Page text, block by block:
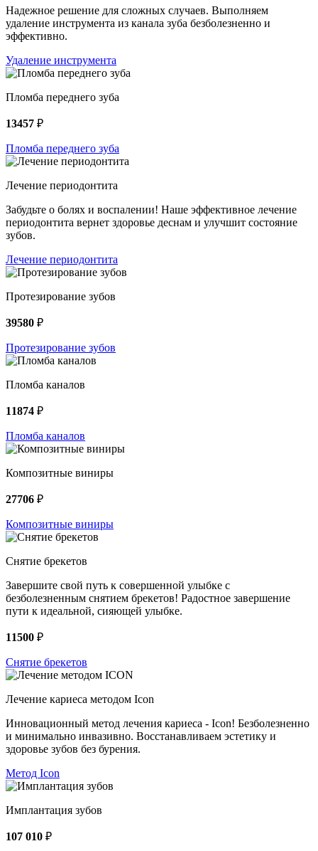
Надежное решение для сложных случаев. Выполняем
удаление инструмента из канала зуба безболезненно и
эффективно.
Удаление инструмента
Пломба переднего зуба
13457 ₽
Пломба переднего зуба
Лечение периодонтита
Забудьте о болях и воспалении! Наше эффективное лечение
периодонтита вернет здоровье деснам и улучшит состояние
зубов.
Лечение периодонтита
Протезирование зубов
39580 ₽
Протезирование зубов
Пломба каналов
11874 ₽
Пломба каналов
Композитные виниры
27706 ₽
Композитные виниры
Снятие брекетов
Завершите свой путь к совершенной улыбке с
безболезненным снятием брекетов! Радостное завершение
пути к идеальной, сияющей улыбке.
11500 ₽
Снятие брекетов
Лечение кариеса методом Icon
Инновационный метод лечения кариеса - Icon! Безболезненно
и минимально инвазивно. Восстанавливаем эстетику и
здоровье зубов без бурения.
Метод Icon
Имплантация зубов
107 010 ₽